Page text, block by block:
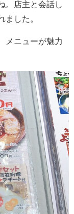
。店主と会話し
ました。
メニューが魅力